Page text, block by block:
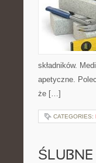
składników.
apetyczne.
że […]
CATEGORIES:
ŚLUBNE